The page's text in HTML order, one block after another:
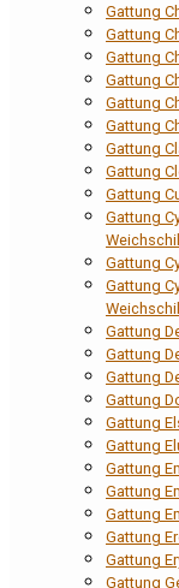
Gattung
Gattung
Gattung
Gattung
Gattung
Gattung
Gattung
Gattung
Gattung
Gattung
Gattung
Gattung
Gattung
Gattung
Gattung
Gattung
Gattung
Gattung
Gattung
Gattung
Gattung
Gattung
Gattung
Gattung